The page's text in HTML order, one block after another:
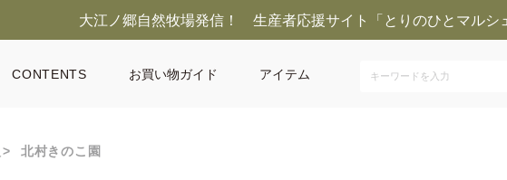
大江ノ郷自然牧場発信！ 生産者応援サイト「とりのひとマルシ
CONTENTS お買い物ガイド アイテム
北村きのこ園